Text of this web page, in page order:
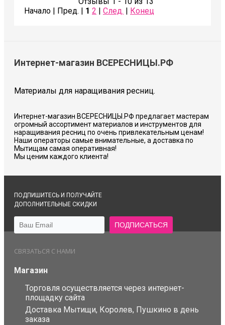
Начало | Пред. | 1 2 След. Конец
Интернет-магазин ВСЕРЕСНИЦЫ.РФ
Материалы для наращивания ресниц.
Интернет-магазин ВСЕРЕСНИЦЫ.РФ предлагает мастерам
огромный ассортимент материалов и инструментов для
наращивания ресниц по очень привлекательным ценам!
Наши операторы самые внимательные, а доставка по
Мытищам самая оперативная!
Мы ценим каждого клиента!
ПОДПИШИТЕСЬ И ПОЛУЧАЙТЕ
ДОПОЛНИТЕЛЬНЫЕ СКИДКИ
СВЯЗАТЬСЯ С НАМИ
Магазин
Торговля осуществляется через интернет-
площадку сайта
Доставка Мытищи, Королев, Пушкино в день
заказа